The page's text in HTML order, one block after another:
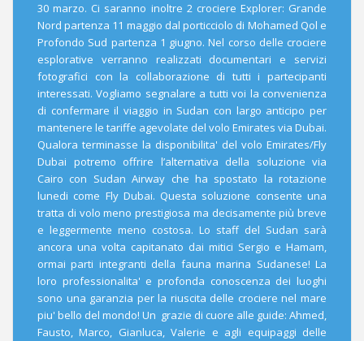
30 marzo. Ci saranno inoltre 2 crociere Explorer: Grande
Nord partenza 11 maggio dal porticciolo di Mohamed Qol e
Profondo Sud partenza 1 giugno. Nel corso delle crociere
esplorative verranno realizzati documentari e servizi
fotografici con la collaborazione di tutti i partecipanti
interessati. Vogliamo segnalare a tutti voi la convenienza
di confermare il viaggio in Sudan con largo anticipo per
mantenere le tariffe agevolate del volo Emirates via Dubai.
Qualora terminasse la disponibilita' del volo Emirates/Fly
Dubai potremo offrire l’alternativa della soluzione via
Cairo con Sudan Airway che ha spostato la rotazione
lunedi come Fly Dubai. Questa soluzione consente una
tratta di volo meno prestigiosa ma decisamente più breve
e leggermente meno costosa. Lo staff del Sudan sarà
ancora una volta capitanato dai mitici Sergio e Hamam,
ormai parti integranti della fauna marina Sudanese! La
loro professionalita' e profonda conoscenza dei luoghi
sono una garanzia per la riuscita delle crociere nel mare
piu' bello del mondo! Un grazie di cuore alle guide: Ahmed,
Fausto, Marco, Gianluca, Valerie e agli equipaggi delle